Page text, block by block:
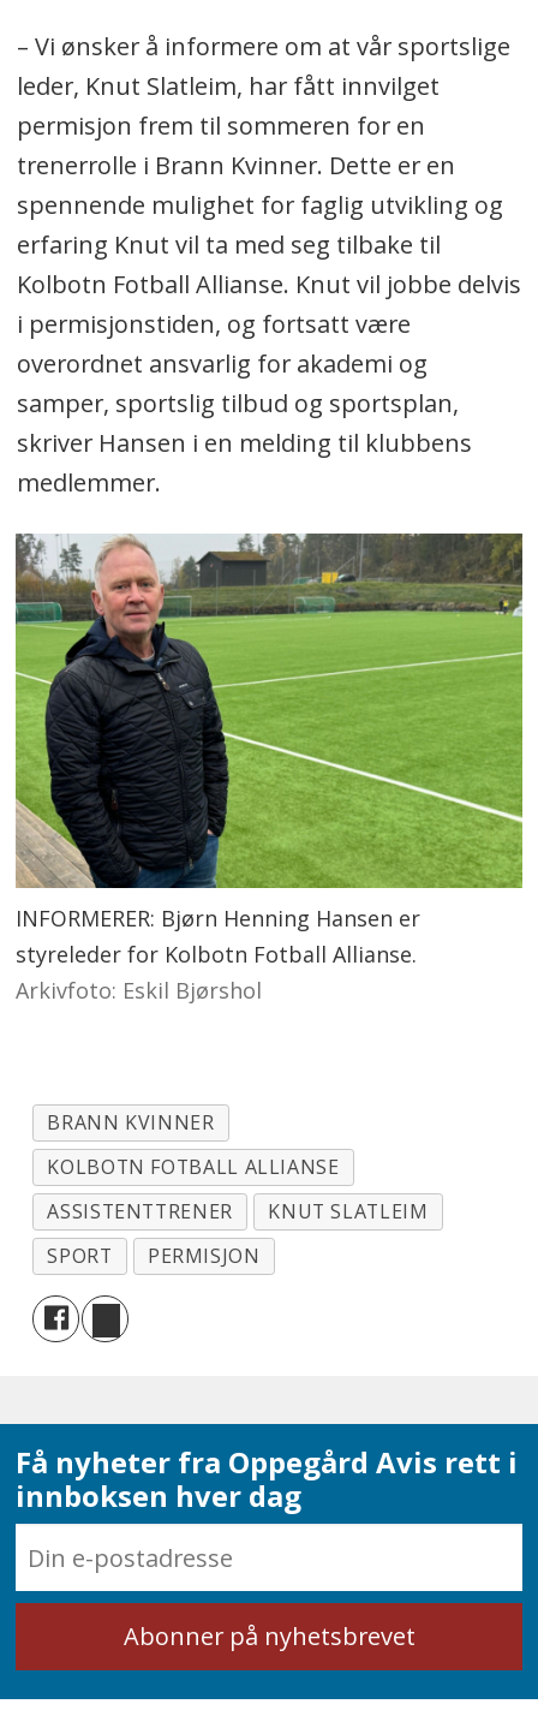
– Vi ønsker å informere om at vår sportslige
leder, Knut Slatleim, har fått innvilget
permisjon frem til sommeren for en
trenerrolle i Brann Kvinner. Dette er en
spennende mulighet for faglig utvikling og
erfaring Knut vil ta med seg tilbake til
Kolbotn Fotball Allianse. Knut vil jobbe delvis
i permisjonstiden, og fortsatt være
overordnet ansvarlig for akademi og
samper, sportslig tilbud og sportsplan,
skriver Hansen i en melding til klubbens
medlemmer.
INFORMERER: Bjørn Henning Hansen er
styreleder for Kolbotn Fotball Allianse.
Arkivfoto: Eskil Bjørshol
BRANN KVINNER
KOLBOTN FOTBALL ALLIANSE
ASSISTENTTRENER
KNUT SLATLEIM
SPORT
PERMISJON
Få nyheter fra Oppegård Avis rett i
innboksen hver dag